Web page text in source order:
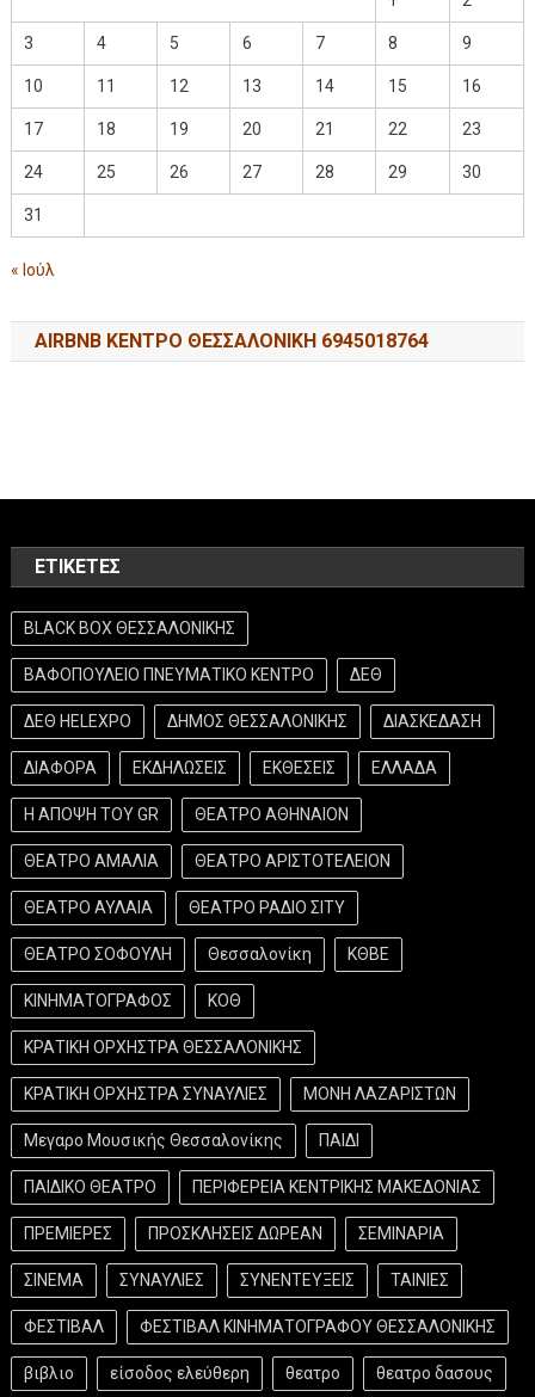
3 4 5 6 7 8 9
10 11 12 13 14 15 16
17 18 19 20 21 22 23
24 25 26 27 28 29 30
31
« Ιούλ
AIRBNB ΚΕΝΤΡΟ ΘΕΣΣΑΛΟΝΙΚΗ 6945018764
ΕΤΙΚΈΤΕΣ
BLACK BOX ΘΕΣΣΑΛΟΝΙΚΗΣ
ΒΑΦΟΠΟΥΛΕΙΟ ΠΝΕΥΜΑΤΙΚΟ ΚΕΝΤΡΟ ΔΕΘ
ΔΕΘ HELEXPO ΔΗΜΟΣ ΘΕΣΣΑΛΟΝΙΚΗΣ ΔΙΑΣΚΕΔΑΣΗ
ΔΙΑΦΟΡΑ ΕΚΔΗΛΩΣΕΙΣ ΕΚΘΕΣΕΙΣ ΕΛΛΑΔΑ
Η ΑΠΟΨΗ ΤΟΥ GR ΘΕΑΤΡΟ ΑΘΗΝΑΙΟΝ
ΘΕΑΤΡΟ ΑΜΑΛΙΑ ΘΕΑΤΡΟ ΑΡΙΣΤΟΤΕΛΕΙΟΝ
ΘΕΑΤΡΟ ΑΥΛΑΙΑ ΘΕΑΤΡΟ ΡΑΔΙΟ ΣΙΤΥ
ΘΕΑΤΡΟ ΣΟΦΟΥΛΗ Θεσσαλονίκη ΚΘΒΕ
ΚΙΝΗΜΑΤΟΓΡΑΦΟΣ ΚΟΘ
ΚΡΑΤΙΚΗ ΟΡΧΗΣΤΡΑ ΘΕΣΣΑΛΟΝΙΚΗΣ
ΚΡΑΤΙΚΗ ΟΡΧΗΣΤΡΑ ΣΥΝΑΥΛΙΕΣ ΜΟΝΗ ΛΑΖΑΡΙΣΤΩΝ
Μεγαρο Μουσικής Θεσσαλονίκης ΠΑΙΔΙ
ΠΑΙΔΙΚΟ ΘΕΑΤΡΟ ΠΕΡΙΦΕΡΕΙΑ ΚΕΝΤΡΙΚΗΣ ΜΑΚΕΔΟΝΙΑΣ
ΠΡΕΜΙΕΡΕΣ ΠΡΟΣΚΛΗΣΕΙΣ ΔΩΡΕΑΝ ΣΕΜΙΝΑΡΙΑ
ΣΙΝΕΜΑ ΣΥΝΑΥΛΙΕΣ ΣΥΝΕΝΤΕΥΞΕΙΣ ΤΑΙΝΙΕΣ
ΦΕΣΤΙΒΑΛ ΦΕΣΤΙΒΑΛ ΚΙΝΗΜΑΤΟΓΡΑΦΟΥ ΘΕΣΣΑΛΟΝΙΚΗΣ
βιβλιο είσοδος ελεύθερη θεατρο θεατρο δασους